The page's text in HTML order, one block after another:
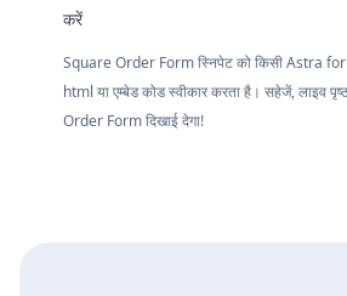
करें
Square Order Form स्निपेट को किसी Astra
html या एम्बेड कोड स्वीकार करता है। सहेजें, लाइव
Order Form दिखाई देगा!